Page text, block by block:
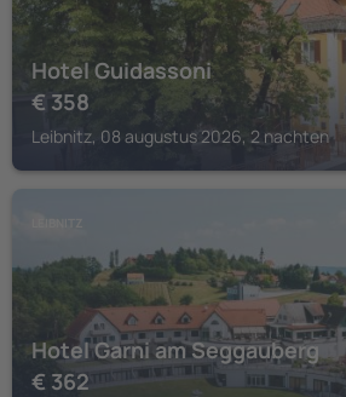
Hotel Guidassoni
€ 358
Leibnitz, 08 augustus 2026, 2 nachten
Hotel Garni am Seggauberg
€ 362